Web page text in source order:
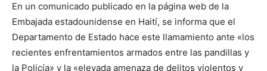
En un comunicado publicado en la página web de la
Embajada estadounidense en Haití, se informa que el
Departamento de Estado hace este llamamiento ante «los
recientes enfrentamientos armados entre las pandillas y
la Policía» y la «elevada amenaza de delitos violentos y